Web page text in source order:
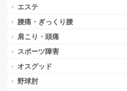
エステ
腰痛・ぎっくり腰
肩こり・頭痛
スポーツ障害
オスグッド
野球肘